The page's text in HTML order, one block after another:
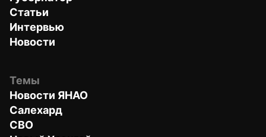
Статьи
Интервью
Новости
Темы
Новости ЯНАО
Салехард
СВО